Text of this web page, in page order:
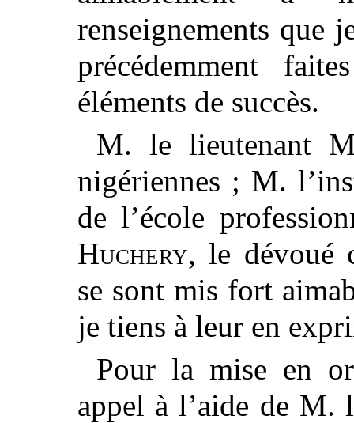
renseignements que
précédemment
éléments de succès.
M. le lieutenant
nigériennes ; M.
de l’école
Huchery, le dévoué
se sont mis fort
je tiens à leur en
Pour la mise en
appel à l’aide de M.